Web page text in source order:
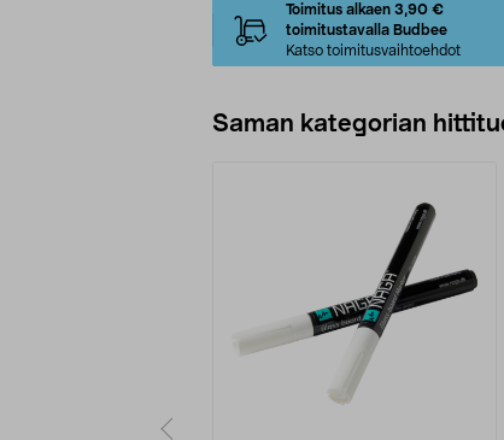
Toimitus alkaen 3,90 €
toimitustavalla Budbee
Katso toimitusvaihtoehdot
Saman kategorian